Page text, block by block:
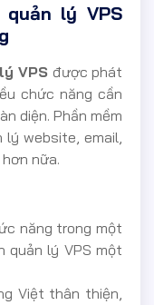
quản lý VPS
VPS được phát
chức năng cần
diện. Phần mềm
website, email,
nữa.
năng trong một
quản lý VPS một
Việt thân thiện,